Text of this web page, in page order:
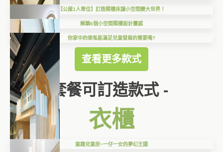
【公屋1人單位】訂造閣樓床讓小空間變大世界！
解鎖6個小空間閣樓設計靈感
你家中的傢俬能滿足兒童發展的需要嗎?
查看更多款式
套餐可訂造款式 -
衣櫃
童趣兒童房~一仔一女的夢幻王國